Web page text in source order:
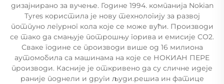
дизајнирано за вучење. Године 1994. компанија Nokian
Tyres користила је нову технологију за развој
потпуно легурног кола које се може вући. Производи
се тако да смањује потрошњу горива и емисије СО2.
Сваке године се производи више од 16 милиона
аутомобила са машинама на које се НОКИАН ПЕРЕ
производи. Касније је откривено да су сличне идеје
раније поднели и други људи.решиа ин фатице